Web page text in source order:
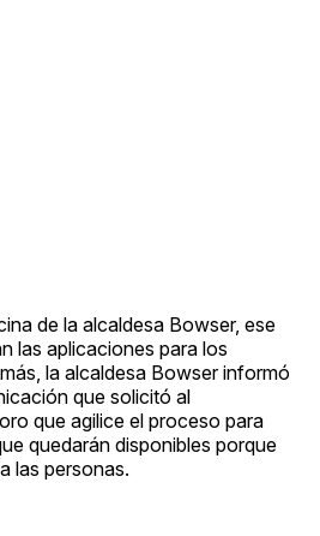
de la alcaldesa Bowser, ese
las aplicaciones para los
la alcaldesa Bowser informó
que solicitó al
que agilice el proceso para
quedarán disponibles porque
las personas.